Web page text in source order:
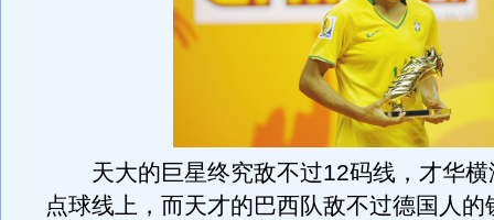
天大的巨星终究敌不过12码线，才华横
点球线上，而天才的巴西队敌不过德国人的